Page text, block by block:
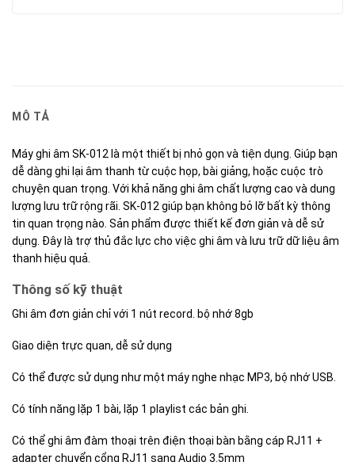
MÔ TẢ
Máy ghi âm SK-012 là một thiết bị nhỏ gọn và tiện dụng. Giúp bạn
dễ dàng ghi lại âm thanh từ cuộc họp, bài giảng, hoặc cuộc trò
chuyện quan trọng. Với khả năng ghi âm chất lượng cao và dung
lượng lưu trữ rộng rãi. SK-012 giúp bạn không bỏ lỡ bất kỳ thông
tin quan trọng nào. Sản phẩm được thiết kế đơn giản và dễ sử
dụng. Đây là trợ thủ đắc lực cho việc ghi âm và lưu trữ dữ liệu âm
thanh hiệu quả.
Thông số kỹ thuật
Ghi âm đơn giản chỉ với 1 nút record. bộ nhớ 8gb
Giao diện trực quan, dễ sử dụng
Có thể được sử dụng như một máy nghe nhạc MP3, bộ nhớ USB.
Có tính năng lặp 1 bài, lặp 1 playlist các bản ghi.
Có thể ghi âm đàm thoại trên điện thoại bàn bằng cáp RJ11 +
adapter chuyển cổng RJ11 sang Audio 3.5mm